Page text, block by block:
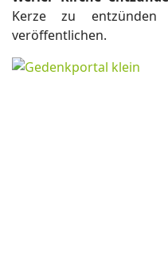
Kerze zu
veröffentlichen.